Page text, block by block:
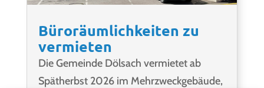
Büroräumlichkeiten zu
vermieten
Die Gemeinde Dölsach vermietet ab
Spätherbst 2026 im Mehrzweckgebäude,